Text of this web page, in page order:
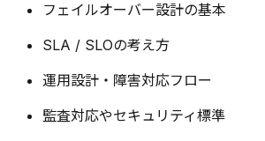
フェイルオーバー設計の基本
SLA / SLOの考え方
運用設計・障害対応フロー
監査対応やセキュリティ標準